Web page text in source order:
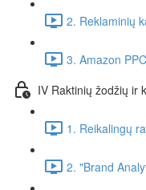
2. Reklaminių
3. Amazon
IV Raktinių žodžių ir
1. Reikalingų
2. "Brand